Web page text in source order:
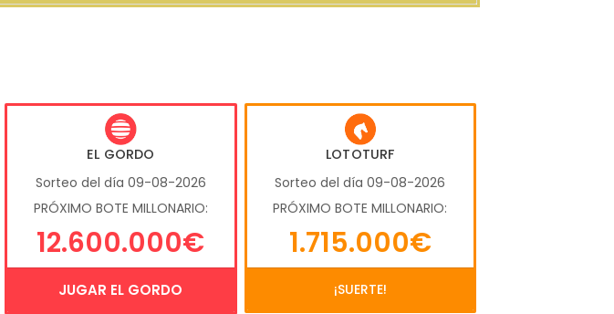
EL GORDO
Sorteo del día 09-08-2026
PRÓXIMO BOTE MILLONARIO:
12.600.000€
JUGAR EL GORDO
LOTOTURF
Sorteo del día 09-08-2026
PRÓXIMO BOTE MILLONARIO:
1.715.000€
¡SUERTE!